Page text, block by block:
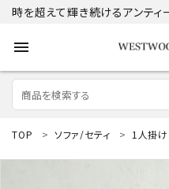
時を超えて輝き続けるアンティ
menu
TOP ソファ/セティ 1人掛け